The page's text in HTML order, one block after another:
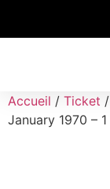
Accueil / Ticket
January 1970 –